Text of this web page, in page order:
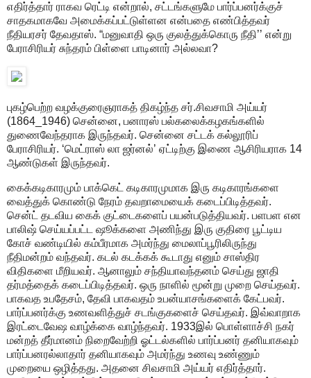
எதிர்த்தார் ராகவ ரெட்டி என்றால், சட்டங்களுமே பார்ப்பனர்க்குச்
சாதகமாகவே அமைக்கப்பட்டுள்ளன என்பதை எண்பித்தவர்
நீதியரசர் தேவதாஸ். “மனுவாதி ஒரு குலத்துக்கொரு நீதி’’ என்று
பேராசிரியர் சுந்தரம் பிள்ளை பாடினார் அல்லவா?
புகழ்பெற்ற வழக்குரைஞராகத் திகழ்ந்த சர்.சிவசாமி அய்யர்
(1864_1946) சென்னை, பனாரஸ் பல்கலைக்கழகங்களில்
துணைவேந்தராக இருந்தவர். சென்னை சட்டக் கல்லூரிப்
பேராசிரியர். ‘மெட்ராஸ் லா ஜர்னல்’ ஏட்டிற்கு இணை ஆசிரியராக 14
ஆண்டுகள் இருந்தவர்.
கைக்கடிகாரமும் பாக்கெட் கடிகாரமுமாக இரு கடிகாரங்களை
வைத்துக் கொண்டு நேரம் தவறாமையைக் கடைப்பிடித்தவர்.
சென்ட் தடவிய கைக் குட்டைகளைப் பயன்படுத்தியவர். பளபள என
பாலிஷ் செய்யப்பட்ட ஷூக்களை அணிந்து இரு குதிரை பூட்டிய
கோச் வண்டியில் கம்பீரமாக அமர்ந்து மைலாப்பூரிலிருந்து
நீதிமன்றம் வந்தவர். கடல் கடக்கக் கூடாது எனும் சாஸ்திர
விதிகளை மீறியவர். ஆனாலும் சந்தியாவந்தனம் செய்து ஜாதி
தர்மத்தைக் கடைப்பிடித்தவர். ஒரு நாளில் மூன்று முறை செய்தவர்.
பாகவத உபதேசம், தேவி பாகவதம் உபன்யாசங்களைக் கேட்பவர்.
பார்ப்பனர்க்கு உணவளித்துச் சடங்குகளைச் செய்தவர். இவ்வாறாக
இரட்டைவேஷ வாழ்க்கை வாழ்ந்தவர். 1933இல் பொள்ளாச்சி நகர்
மன்றத் தீர்மானம் நிறைவேற்றி ஓட்டல்களில் பார்ப்பனர் தனியாகவும்
பார்ப்பனரல்லாதார் தனியாகவும் அமர்ந்து உணவு உண்ணும்
முறையை ஒழித்தது. அதனை சிவசாமி அய்யர் எதிர்த்தார்.